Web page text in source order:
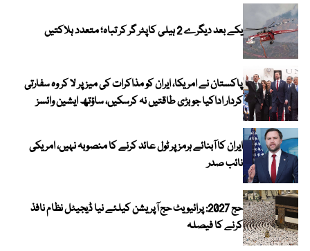
یکے بعد دیگرے 2 ہیلی کاپٹر گر کر تباہ؛ متعدد ہلاکتیں
پاکستان نے امریکا، ایران کو مذاکرات کی میز پر لا کر وہ سفارتی
کردار اداکیا جو بڑی طاقتیں نہ کرسکیں، ساؤتھ ایشین وائسز
ایران کا آبنائے ہرمز پر ٹول عائد کرنے کا منصوبہ نہیں، امریکی
نائب صدر
حج 2027: پرائیویٹ حج آپریشن کیلئے نیا ڈیجیٹل نظام نافذ
کرنے کا فیصلہ